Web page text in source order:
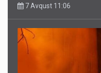
7 Avqust 11:06